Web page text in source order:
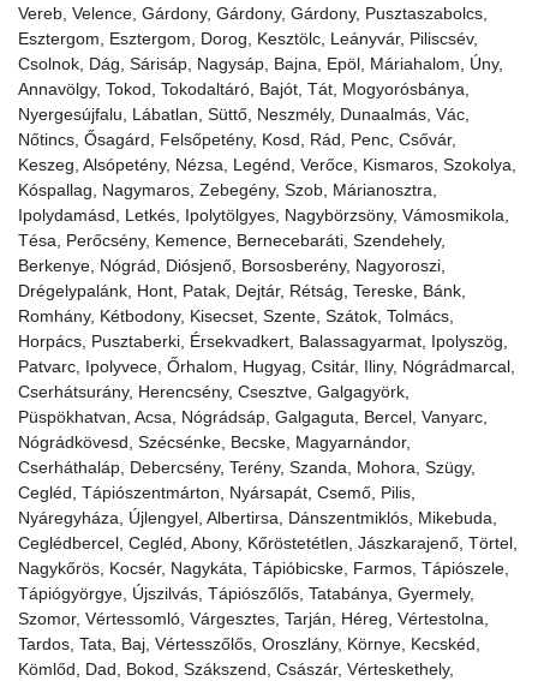
Vereb, Velence, Gárdony, Gárdony, Gárdony, Pusztaszabolcs,
Esztergom, Esztergom, Dorog, Kesztölc, Leányvár, Piliscsév,
Csolnok, Dág, Sárisáp, Nagysáp, Bajna, Epöl, Máriahalom, Úny,
Annavölgy, Tokod, Tokodaltáró, Bajót, Tát, Mogyorósbánya,
Nyergesújfalu, Lábatlan, Süttő, Neszmély, Dunaalmás, Vác,
Nőtincs, Ősagárd, Felsőpetény, Kosd, Rád, Penc, Csővár,
Keszeg, Alsópetény, Nézsa, Legénd, Verőce, Kismaros, Szokolya,
Kóspallag, Nagymaros, Zebegény, Szob, Márianosztra,
Ipolydamásd, Letkés, Ipolytölgyes, Nagybörzsöny, Vámosmikola,
Tésa, Perőcsény, Kemence, Bernecebaráti, Szendehely,
Berkenye, Nógrád, Diósjenő, Borsosberény, Nagyoroszi,
Drégelypalánk, Hont, Patak, Dejtár, Rétság, Tereske, Bánk,
Romhány, Kétbodony, Kisecset, Szente, Szátok, Tolmács,
Horpács, Pusztaberki, Érsekvadkert, Balassagyarmat, Ipolyszög,
Patvarc, Ipolyvece, Őrhalom, Hugyag, Csitár, Iliny, Nógrádmarcal,
Cserhátsurány, Herencsény, Csesztve, Galgagyörk,
Püspökhatvan, Acsa, Nógrádsáp, Galgaguta, Bercel, Vanyarc,
Nógrádkövesd, Szécsénke, Becske, Magyarnándor,
Cserháthaláp, Debercsény, Terény, Szanda, Mohora, Szügy,
Cegléd, Tápiószentmárton, Nyársapát, Csemő, Pilis,
Nyáregyháza, Újlengyel, Albertirsa, Dánszentmiklós, Mikebuda,
Ceglédbercel, Cegléd, Abony, Kőröstetétlen, Jászkarajenő, Törtel,
Nagykőrös, Kocsér, Nagykáta, Tápióbicske, Farmos, Tápiószele,
Tápiógyörgye, Újszilvás, Tápiószőlős, Tatabánya, Gyermely,
Szomor, Vértessomló, Várgesztes, Tarján, Héreg, Vértestolna,
Tardos, Tata, Baj, Vértesszőlős, Oroszlány, Környe, Kecskéd,
Kömlőd, Dad, Bokod, Szákszend, Császár, Vérteskethely,